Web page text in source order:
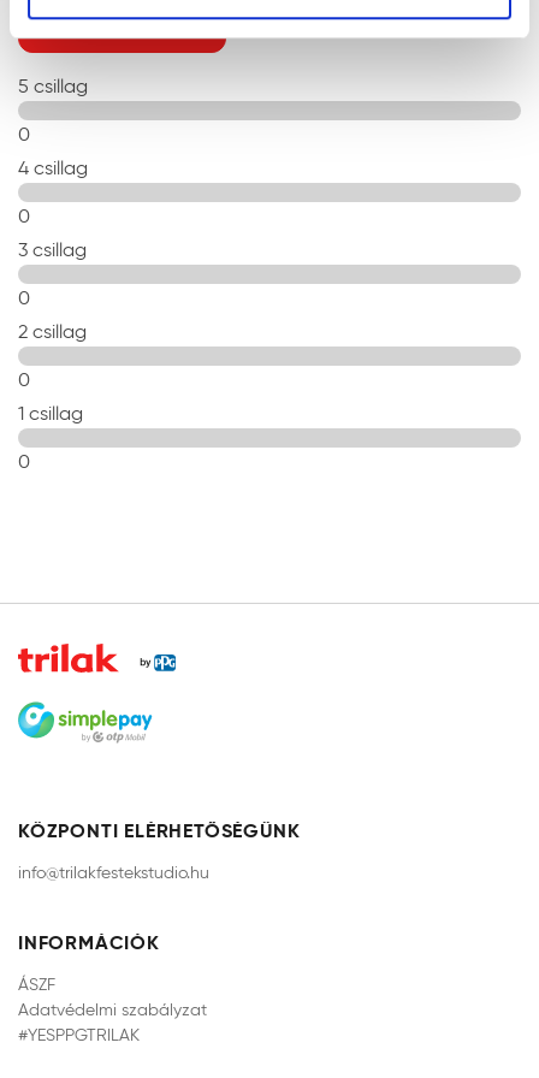
5 csillag
0
4 csillag
0
3 csillag
0
2 csillag
0
1 csillag
0
KÖZPONTI ELÉRHETŐSÉGÜNK
info@trilakfestekstudio.hu
INFORMÁCIÓK
ÁSZF
Adatvédelmi szabályzat
#YESPPGTRILAK